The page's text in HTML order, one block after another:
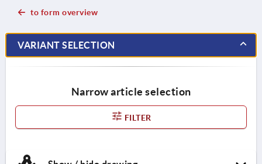
to form overview
VARIANT SELECTION
Narrow article selection
FILTER